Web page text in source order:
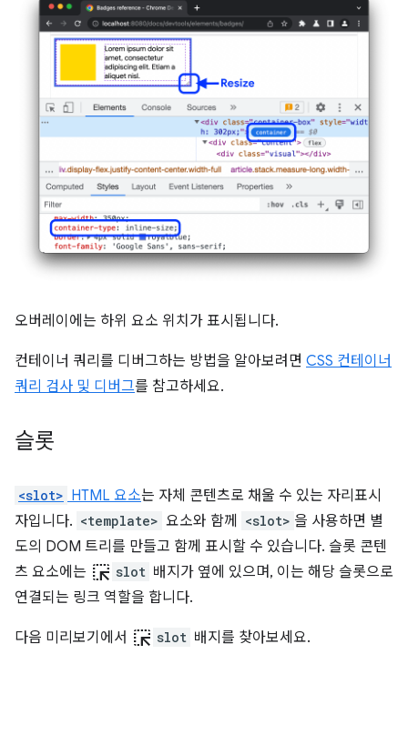
오버레이에는 하위 요소 위치가 표시됩니다.
컨테이너 쿼리를 디버그하는 방법을 알아보려면 CSS 컨테이너
쿼리 검사 및 디버그를 참고하세요.
슬롯
<slot> HTML 요소는 자체 콘텐츠로 채울 수 있는 자리표시
자입니다. <template> 요소와 함께 <slot> 을 사용하면 별
도의 DOM 트리를 만들고 함께 표시할 수 있습니다. 슬롯 콘텐
츠 요소에는 ink_selection slot 배지가 옆에 있으며, 이는 해당 슬롯으로
연결되는 링크 역할을 합니다.
다음 미리보기에서 ink_selection slot 배지를 찾아보세요.